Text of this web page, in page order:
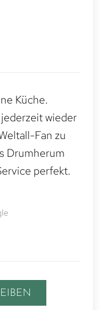
Küche.
wieder
Fan zu
Drumherum
perfekt.